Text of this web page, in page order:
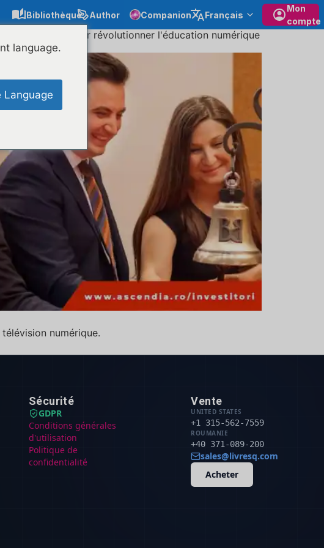
Bibliothèque Author Companion Français
Mon
compte
d'euros pour révolutionner l'éducation numérique
numérique.
Sécurité
GDPR
Conditions générales
d'utilisation
Politique de
confidentialité
Vente
UNITED STATES
+1 315-562-7559
ROUMANIE
+40 371-089-200
sales@livresq.com
Acheter
language.
Language